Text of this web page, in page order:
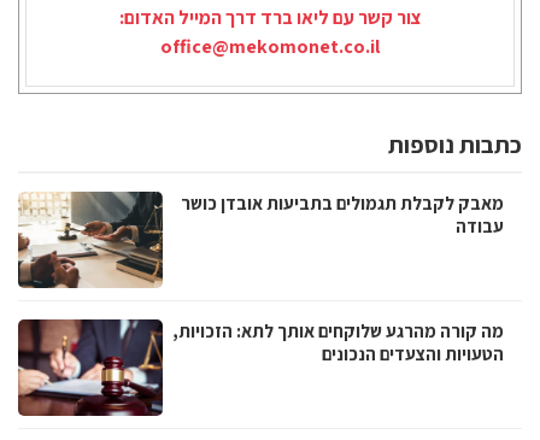
צור קשר עם ליאו ברד דרך המייל האדום:
office@mekomonet.co.il
כתבות נוספות
מאבק לקבלת תגמולים בתביעות אובדן כושר
עבודה
מה קורה מהרגע שלוקחים אותך לתא: הזכויות,
הטעויות והצעדים הנכונים